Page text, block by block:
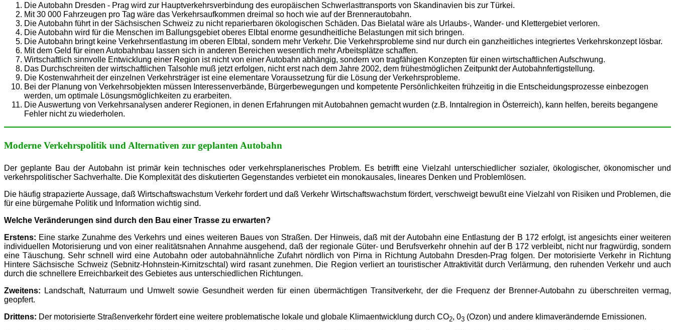
Die Autobahn Dresden - Prag wird zur Hauptverkehrsverbindung des europäischen Schwerlasttransports von Skandinavien bis zur Türkei.
Mit 30 000 Fahrzeugen pro Tag wäre das Verkehrsaufkommen dreimal so hoch wie auf der Brennerautobahn.
Die Autobahn führt in der Sächsischen Schweiz zu nicht reparierbaren ökologischen Schäden. Das Bielatal wäre als Urlaubs-, Wander- und Klettergebiet verloren.
Die Autobahn wird für die Menschen im Ballungsgebiet oberes Elbtal enorme gesundheitliche Belastungen mit sich bringen.
Die Autobahn bringt keine Verkehrsentlastung im oberen Elbtal, sondern mehr Verkehr. Die Verkehrsprobleme sind nur durch ein ganzheitliches integriertes Verkehrskonzept lösbar.
Mit dem Geld für einen Autobahnbau lassen sich in anderen Bereichen wesentlich mehr Arbeitsplätze schaffen.
Wirtschaftlich sinnvolle Entwicklung einer Region ist nicht von einer Autobahn abhängig, sondern von tragfähigen Konzepten für einen wirtschaftlichen Aufschwung.
Das Durchschreiten der wirtschaftlichen Talsohle muß jetzt erfolgen, nicht erst nach dem Jahre 2002, dem frühestmöglichen Zeitpunkt der Autobahnfertigstellung.
Die Kostenwahrheit der einzelnen Verkehrsträger ist eine elementare Voraussetzung für die Lösung der Verkehrsprobleme.
Bei der Planung von Verkehrsobjekten müssen Interessenverbände, Bürgerbewegungen und kompetente Persönlichkeiten frühzeitig in die Entscheidungsprozesse einbezogen
werden, um optimale Lösungsmöglichkeiten zu erarbeiten.
Die Auswertung von Verkehrsanalysen anderer Regionen, in denen Erfahrungen mit Autobahnen gemacht wurden (z.B. Inntalregion in Österreich), kann helfen, bereits begangene
Fehler nicht zu wiederholen.
Moderne Verkehrspolitik und Alternativen zur geplanten Autobahn
Der geplante Bau der Autobahn ist primär kein technisches oder verkehrsplanerisches Problem. Es betrifft eine Vielzahl unterschiedlicher sozialer, ökologischer, ökonomischer und
verkehrspolitischer Sachverhalte. Die Komplexität des diskutierten Gegenstandes verbietet ein monokausales, lineares Denken und Problemlösen.
Die häufig strapazierte Aussage, daß Wirtschaftswachstum Verkehr fordert und daß Verkehr Wirtschaftswachstum fördert, verschweigt bewußt eine Vielzahl von Risiken und Problemen, die
für eine bürgemahe Politik und Information wichtig sind.
Welche Veränderungen sind durch den Bau einer Trasse zu erwarten?
Erstens: Eine starke Zunahme des Verkehrs und eines weiteren Baues von Straßen. Der Hinweis, daß mit der Autobahn eine Entlastung der B 172 erfolgt, ist angesichts einer weiteren
individuellen Motorisierung und von einer realitätsnahen Annahme ausgehend, daß der regionale Güter- und Berufsverkehr ohnehin auf der B 172 verbleibt, nicht nur fragwürdig, sondern
eine Täuschung. Sehr schnell wird eine Autobahn oder autobahnähnliche Zufahrt nördlich von Pirna in Richtung Autobahn Dresden-Prag folgen. Der motorisierte Verkehr in Richtung
Hintere Sächsische Schweiz (Sebnitz-Hohnstein-Kirnitzschtal) wird rasant zunehmen. Die Region verliert an touristischer Attraktivität durch Verlärmung, den ruhenden Verkehr und auch
durch die schnellere Erreichbarkeit des Gebietes aus unterschiedlichen Richtungen.
Zweitens:
Landschaft, Naturraum und Umwelt sowie Gesundheit werden für einen übermächtigen Transitverkehr, der die Frequenz der Brenner-Autobahn zu überschreiten vermag,
geopfert.
Drittens: Der motorisierte Straßenverkehr fördert eine weitere problematische lokale und globale Klimaentwicklung durch CO2, 03 (Ozon) und andere klimaverändernde Ernissionen.